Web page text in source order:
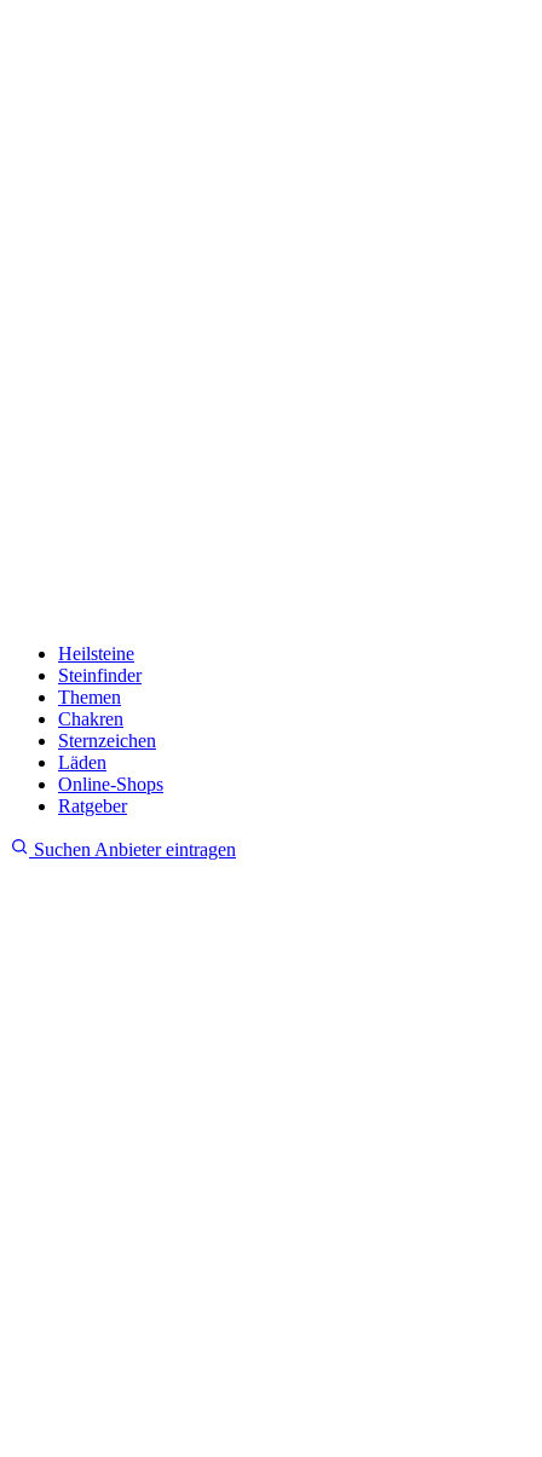
Heilsteine
Steinfinder
Themen
Chakren
Sternzeichen
Läden
Online-Shops
Ratgeber
Suchen Anbieter eintragen